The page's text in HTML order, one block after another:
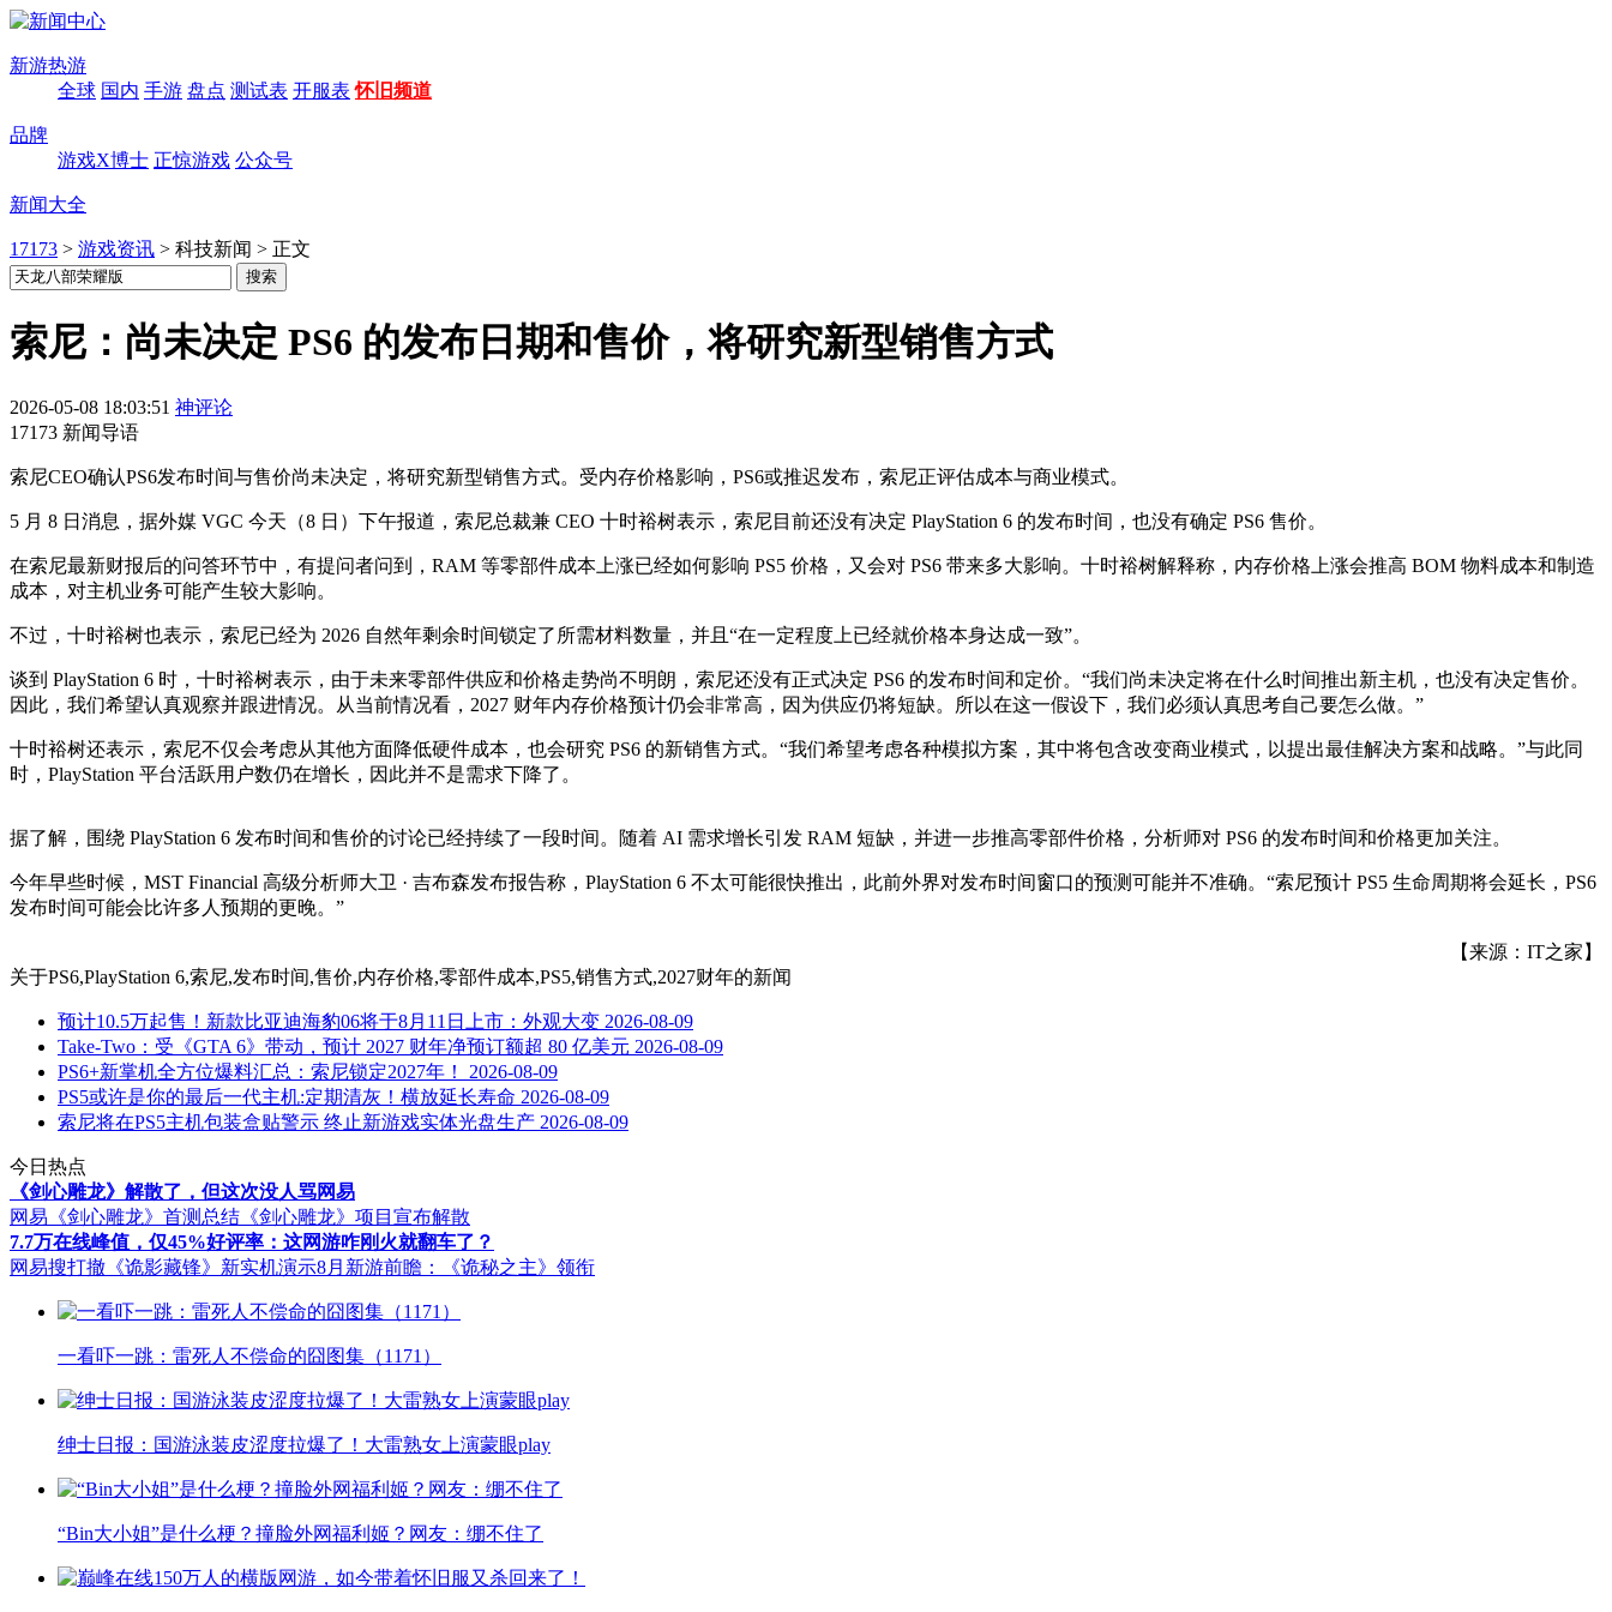
新游热游
全球 国内 手游 盘点 测试表 开服表 怀旧频道
品牌
游戏X博士 正惊游戏 公众号
新闻大全
17173 > 游戏资讯 > 科技新闻 > 正文
索尼：尚未决定 PS6 的发布日期和售价，将研究新型销售方式
2026-05-08 18:03:51 神评论
17173 新闻导语
索尼CEO确认PS6发布时间与售价尚未决定，将研究新型销售方式。受内存价格影响，PS6或推迟发布，索尼正评估成本与商业模式。
5 月 8 日消息，据外媒 VGC 今天（8 日）下午报道，索尼总裁兼 CEO 十时裕树表示，索尼目前还没有决定 PlayStation 6 的发布时间，也没有确定 PS6 售价。
在索尼最新财报后的问答环节中，有提问者问到，RAM 等零部件成本上涨已经如何影响 PS5 价格，又会对 PS6 带来多大影响。十时裕树解释称，内存价格上涨会推高 BOM 物料成本和制造
成本，对主机业务可能产生较大影响。
不过，十时裕树也表示，索尼已经为 2026 自然年剩余时间锁定了所需材料数量，并且“在一定程度上已经就价格本身达成一致”。
谈到 PlayStation 6 时，十时裕树表示，由于未来零部件供应和价格走势尚不明朗，索尼还没有正式决定 PS6 的发布时间和定价。“我们尚未决定将在什么时间推出新主机，也没有决定售价。
因此，我们希望认真观察并跟进情况。从当前情况看，2027 财年内存价格预计仍会非常高，因为供应仍将短缺。所以在这一假设下，我们必须认真思考自己要怎么做。”
十时裕树还表示，索尼不仅会考虑从其他方面降低硬件成本，也会研究 PS6 的新销售方式。“我们希望考虑各种模拟方案，其中将包含改变商业模式，以提出最佳解决方案和战略。”与此同
时，PlayStation 平台活跃用户数仍在增长，因此并不是需求下降了。
据了解，围绕 PlayStation 6 发布时间和售价的讨论已经持续了一段时间。随着 AI 需求增长引发 RAM 短缺，并进一步推高零部件价格，分析师对 PS6 的发布时间和价格更加关注。
今年早些时候，MST Financial 高级分析师大卫 · 吉布森发布报告称，PlayStation 6 不太可能很快推出，此前外界对发布时间窗口的预测可能并不准确。“索尼预计 PS5 生命周期将会延长，PS6
发布时间可能会比许多人预期的更晚。”
【来源：IT之家】
关于PS6,PlayStation 6,索尼,发布时间,售价,内存价格,零部件成本,PS5,销售方式,2027财年的新闻
预计10.5万起售！新款比亚迪海豹06将于8月11日上市：外观大变 2026-08-09
Take-Two：受《GTA 6》带动，预计 2027 财年净预订额超 80 亿美元 2026-08-09
PS6+新掌机全方位爆料汇总：索尼锁定2027年！
2026-08-09
PS5或许是你的最后一代主机:定期清灰！横放延长寿命 2026-08-09
索尼将在PS5主机包装盒贴警示 终止新游戏实体光盘生产 2026-08-09
今日热点
《剑心雕龙》解散了，但这次没人骂网易
网易《剑心雕龙》首测总结 《剑心雕龙》项目宣布解散
7.7万在线峰值，仅45%好评率：这网游咋刚火就翻车了？
网易搜打撤《诡影藏锋》新实机演示8月新游前瞻：《诡秘之主》领衔
一看吓一跳：雷死人不偿命的囧图集（1171）
绅士日报：国游泳装皮涩度拉爆了！大雷熟女上演蒙眼play
“Bin大小姐”是什么梗？撞脸外网福利姬？网友：绷不住了